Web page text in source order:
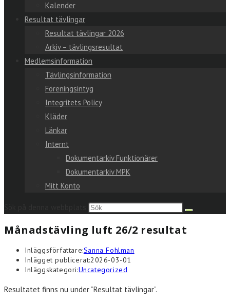
Kalender
Resultat tävlingar
Resultat tävlingar 2026
Arkiv – tävlingsresultat
Medlemsinformation
Tävlingsinformation
Föreningsintyg
Integritets Policy
Kläder
Länkar
Internt
Dokumentarkiv Funktionärer
Dokumentarkiv MPK
Mitt Konto
Månadstävling luft 26/2 resultat
Inläggsförfattare:Sanna Fohlman
Inlägget publicerat:2026-03-01
Inläggskategori:Uncategorized
Resultatet finns nu under ”Resultat tävlingar”.